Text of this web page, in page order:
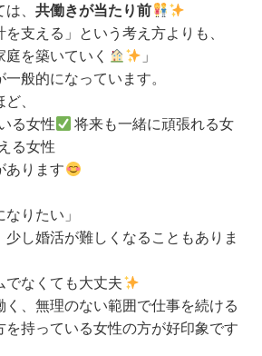
は、共働きが当たり前
を支える」という考え方よりも、
庭を築いていく
」
般的になっています。
、
る女性
将来も一緒に頑張れる女
る女性
あります
りたい」
少し婚活が難しくなることもありま
でなくても大丈夫
く、無理のない範囲で仕事を続ける
を持っている女性の方が好印象です